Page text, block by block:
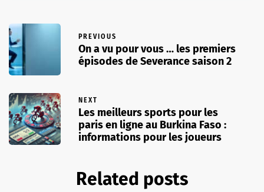
PREVIOUS
On a vu pour vous … les premiers
épisodes de Severance saison 2
NEXT
Les meilleurs sports pour les
paris en ligne au Burkina Faso :
informations pour les joueurs
Related posts